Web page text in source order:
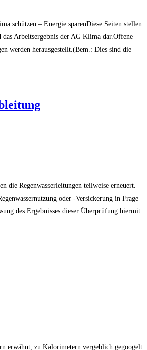
schützen – Energie sparenDiese Seiten stellen
das Arbeitsergebnis der AG Klima dar.Offene
werden herausgestellt.(Bem.: Dies sind die
die Regenwasserleitungen teilweise erneuert.
oder -Versickerung in Frage
des Ergebnisses dieser Überprüfung hiermit
erwähnt, zu Kalorimetern vergeblich gegoogelt